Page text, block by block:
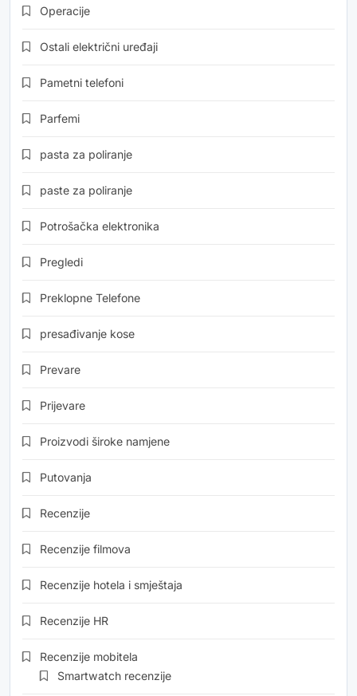
Operacije
Ostali električni uređaji
Pametni telefoni
Parfemi
pasta za poliranje
paste za poliranje
Potrošačka elektronika
Pregledi
Preklopne Telefone
presađivanje kose
Prevare
Prijevare
Proizvodi široke namjene
Putovanja
Recenzije
Recenzije filmova
Recenzije hotela i smještaja
Recenzije HR
Recenzije mobitela
Smartwatch recenzije